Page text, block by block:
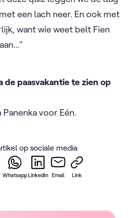
een lach neer. En ook met
want wie weet belt Fien
de paasvakantie te zien op
voor Eén.
op sociale media
WhatsappLinkedIn Email Link